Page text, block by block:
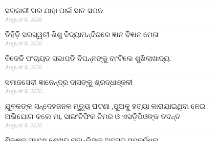
ସରକାରୀ ଘର ଯାହା ପାଇଁ ସାତ ସପନ
August 8, 2026
ତିହିଡି଼ ସରସ୍ୱତୀ ଶିଶୁ ବିଦ୍ୟାମନ୍ଦିରରେ ଜ୍ଞାନ ବିଜ୍ଞାନ ମେଳା
August 8, 2026
ବିଜେଡି ପଂଚାୟତ ସଭାପତି ବିପନ୍ନଙ୍କୁ ବାଂଟିଲେ ଶୁଖିଲାଖାଦ୍ୟ
August 8, 2026
ସମାଜସେବୀ ଜ୍ଞାନେନ୍ଦ୍ର ଦାସଙ୍କୁ ଶ୍ରଦ୍ଧାଞ୍ଜଳୀ
August 8, 2026
ଯୁବକଙ୍କ ସନ୍ଦେହଜନକ ମୃତ୍ୟୁ ଘଟଣା ,ପୁଅକୁ ହତ୍ୟା କାରାଯାଇଥିବା ନେଇ
ଅଭିଯୋଗ କଲେ ମା, ସାଇଂଟିଫିକ ଟିମର ଓ ଏସଡ଼ିପିଓଙ୍କ ତଦନ୍ତ
August 8, 2026